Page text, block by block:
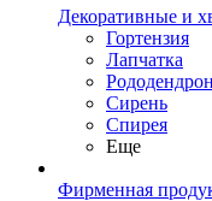
Декоративные и
Гортензия
Лапчатка
Сирень
Спирея
Еще
Фирменная